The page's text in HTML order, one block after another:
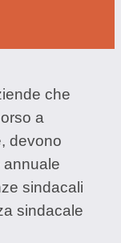
che
a
devono
annuale
sindacali
sindacale